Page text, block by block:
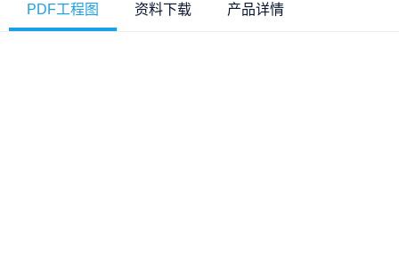
PDF工程图 资料下载 产品详情